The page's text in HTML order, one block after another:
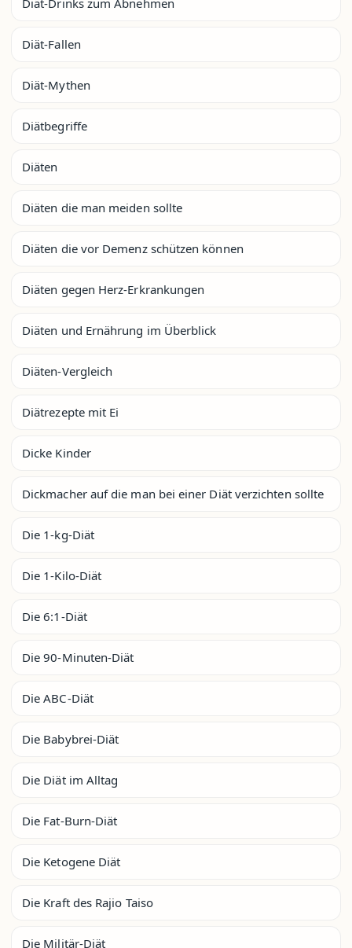
Diät-Fallen
Diät-Mythen
Diätbegriffe
Diäten
Diäten die man meiden sollte
Diäten die vor Demenz schützen können
Diäten gegen Herz-Erkrankungen
Diäten und Ernährung im Überblick
Diäten-Vergleich
Diätrezepte mit Ei
Dicke Kinder
Dickmacher auf die man bei einer Diät verzichten sollte
Die 1-kg-Diät
Die 1-Kilo-Diät
Die 6:1-Diät
Die 90-Minuten-Diät
Die ABC-Diät
Die Babybrei-Diät
Die Diät im Alltag
Die Fat-Burn-Diät
Die Ketogene Diät
Die Kraft des Rajio Taiso
Die Militär-Diät